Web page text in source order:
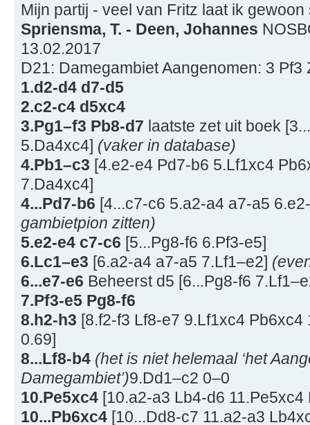
Mijn partij - veel van Fritz laat ik gewoon
Spriensma, T. - Deen, Johannes
13.02.2017
D21: Damegambiet Aangenomen: 3 Pf3
1.d2-d4 d7-d5
2.c2-c4 d5xc4
3.Pg1–f3 Pb8-d7 laatste zet uit boek
5.Da4xc4] (vaker in database)
4.Pb1–c3 [4.e2-e4 Pd7-b6 5.Lf1xc4
7.Da4xc4]
4...Pd7-b6 [4...c7-c6 5.a2-a4 a7-a5
gambietpion zitten)
5.e2-e4 c7-c6 [5...Pg8-f6 6.Pf3-e5]
6.Lc1–e3 [6.a2-a4 a7-a5 7.Lf1–e2]
6...e7-e6 Beheerst d5 [6...Pg8-f6
7.Pf3-e5 Pg8-f6
8.h2-h3 [8.f2-f3 Lf8-e7 9.Lf1xc4
0.69]
8...Lf8-b4 (het is niet helemaal ‘het
Damegambiet’)9.Dd1–c2 0–0
10.Pe5xc4 [10.a2-a3 Lb4-d6
10...Pb6xc4 [10...Dd8-c7 11.a2-a3